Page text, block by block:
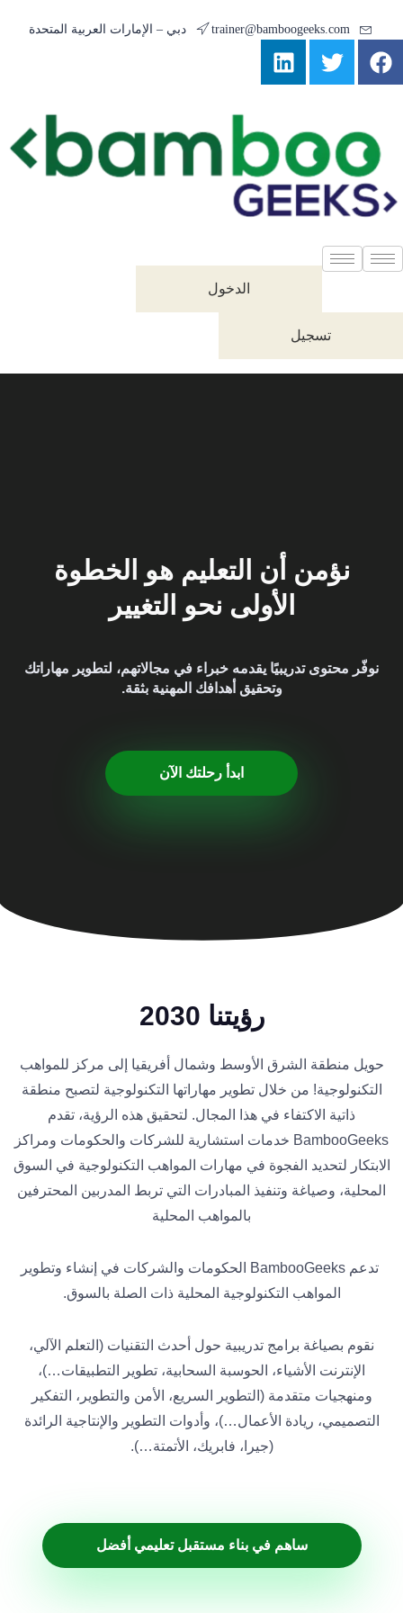
trainer@bamboogeeks.com دبي – الإمارات العربية المتحدة
الدخول
تسجيل
نؤمن أن التعليم هو الخطوة
الأولى نحو التغيير
نوفّر محتوى تدريبيًا يقدمه خبراء في مجالاتهم، لتطوير مهاراتك
وتحقيق أهدافك المهنية بثقة.
ابدأ رحلتك الآن
رؤيتنا 2030
حويل منطقة الشرق الأوسط وشمال أفريقيا إلى مركز للمواهب
التكنولوجية! من خلال تطوير مهاراتها التكنولوجية لتصبح منطقة
ذاتية الاكتفاء في هذا المجال. لتحقيق هذه الرؤية، تقدم
BambooGeeks خدمات استشارية للشركات والحكومات ومراكز
الابتكار لتحديد الفجوة في مهارات المواهب التكنولوجية في السوق
المحلية، وصياغة وتنفيذ المبادرات التي تربط المدربين المحترفين
بالمواهب المحلية
تدعم BambooGeeks الحكومات والشركات في إنشاء وتطوير
المواهب التكنولوجية المحلية ذات الصلة بالسوق.
نقوم بصياغة برامج تدريبية حول أحدث التقنيات (التعلم الآلي،
الإنترنت الأشياء، الحوسبة السحابية، تطوير التطبيقات…)،
ومنهجيات متقدمة (التطوير السريع، الأمن والتطوير، التفكير
التصميمي، ريادة الأعمال…)، وأدوات التطوير والإنتاجية الرائدة
(جيرا، فابريك، الأتمتة…).
ساهم في بناء مستقبل تعليمي أفضل